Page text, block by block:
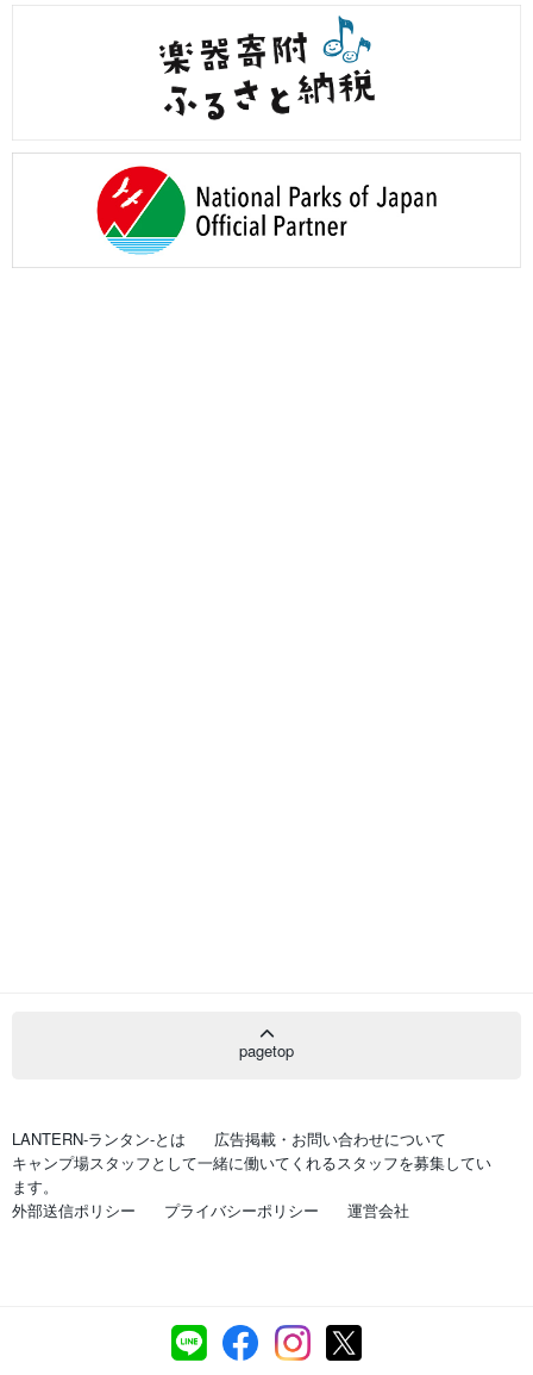
pagetop
LANTERN-ランタン-とは
広告掲載・お問い合わせについて
キャンプ場スタッフとして一緒に働いてくれるスタッフを募集してい
ます。
外部送信ポリシー
プライバシーポリシー 運営会社